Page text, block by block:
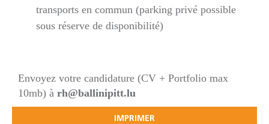
transports en commun (parking privé possible
sous réserve de disponibilité)
Envoyez votre candidature (CV + Portfolio max
10mb) à rh@ballinipitt.lu
IMPRIMER